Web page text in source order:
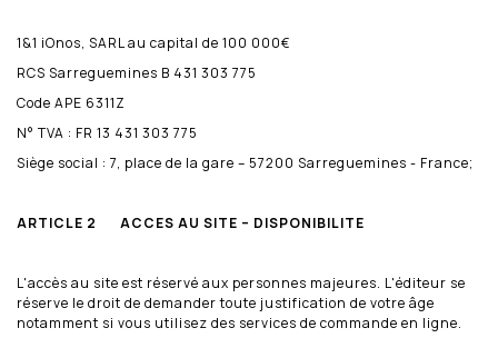
1&1 iOnos, SARL au capital de 100 000€
RCS Sarreguemines B 431 303 775
Code APE 6311Z
N° TVA : FR 13 431 303 775
Siège social : 7, place de la gare – 57200 Sarreguemines - France;
ARTICLE 2 ACCES AU SITE – DISPONIBILITE
L'accès au site est réservé aux personnes majeures. L'éditeur se
réserve le droit de demander toute justification de votre âge
notamment si vous utilisez des services de commande en ligne.